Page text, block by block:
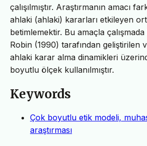
çalışılmıştır. Araştırmanın amacı
ahlaki (ahlaki) kararları etkileyen
betimlemektir. Bu amaçla
Robin (1990) tarafından geliştirilen
ahlaki karar alma dinamikleri
boyutlu ölçek kullanılmıştır.
Keywords
Çok boyutlu etik modeli,
araştırması